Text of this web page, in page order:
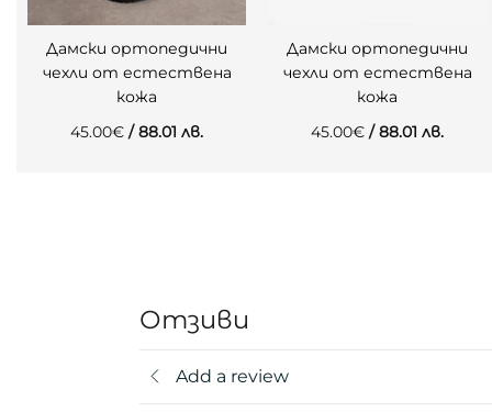
Дамски ортопедични
чехли от естествена
кожа
45.00€ / 88.01 лв.
Дамски ортопедични
чехли от естествена
кожа
45.00€ / 88.01 лв.
Отзиви
Add a review